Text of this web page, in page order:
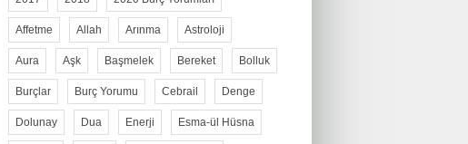
Affetme Allah Arınma Astroloji
Aura Aşk Başmelek Bereket Bolluk
Burçlar Burç Yorumu Cebrail Denge
Dolunay Dua Enerji Esma-ül Hüsna